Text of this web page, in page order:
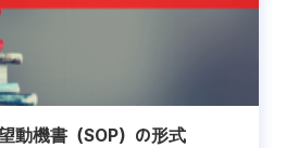
動機書（SOP）の形式